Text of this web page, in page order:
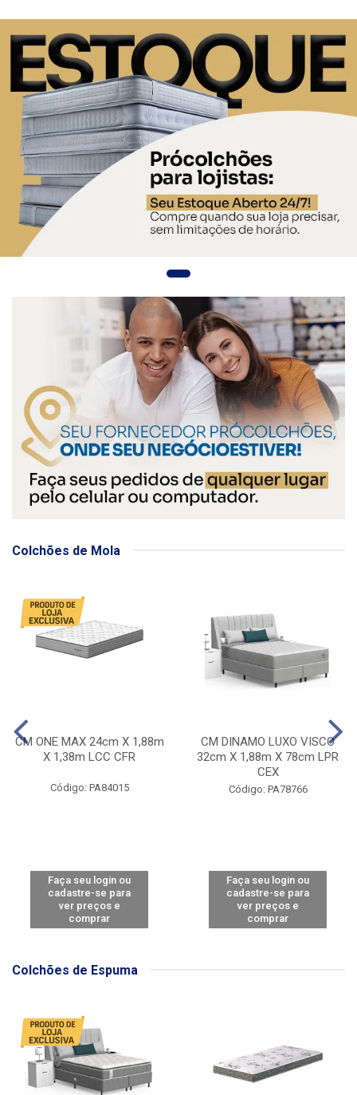
Colchões de Mola
CM ONE MAX 24cm X 1,88m
X 1,38m LCC CFR
Código: PA84015
Faça seu login ou
cadastre-se para
ver preços e
comprar
CM DINAMO LUXO VISCO
32cm X 1,88m X 78cm LPR
CEX
Código: PA78766
Faça seu login ou
cadastre-se para
ver preços e
comprar
Colchões de Espuma